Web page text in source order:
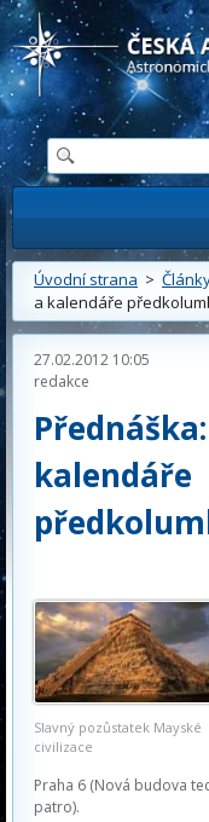
Česká astronomická
Úvodní strana >
a kalendáře
27.02.2012 10:05
redakce
kalendáře
Slavný pozůstatek Mayské
civilizace
Praha 6 (Nová budova
patro).